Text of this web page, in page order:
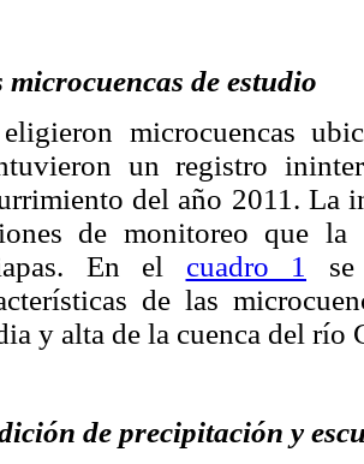
microcuencas de estudio
microcuencas
un registro
del año 2011. La
de monitoreo que
En el cuadro 1
se
de las
y alta de la cuenca del río
de precipitación y